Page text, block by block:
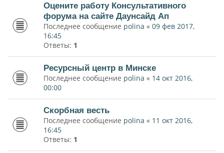
Оцените работу Консультативного
форума на сайте Даунсайд Ап
Последнее сообщение polina « 09 фев 2017,
16:45
Ответы: 1
Ресурсный центр в Минске
Последнее сообщение polina « 14 окт 2016,
00:00
Скорбная весть
Последнее сообщение polina « 11 окт 2016,
16:45
Ответы: 1